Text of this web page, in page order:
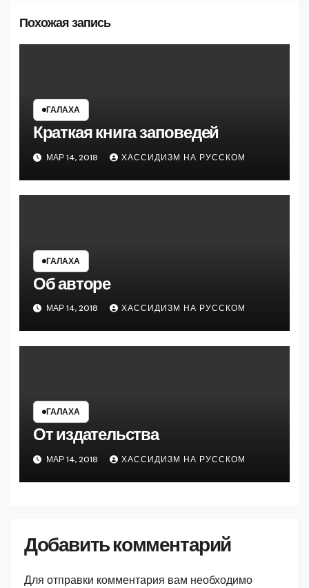
Похожая запись
ГАЛАХА
Краткая книга заповедей
МАР 14, 2018 ХАССИДИЗМ НА РУССКОМ
ГАЛАХА
Об авторе
МАР 14, 2018 ХАССИДИЗМ НА РУССКОМ
ГАЛАХА
От издательства
МАР 14, 2018 ХАССИДИЗМ НА РУССКОМ
Добавить комментарий
Для отправки комментария вам необходимо